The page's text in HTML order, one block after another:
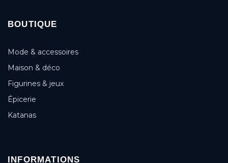
BOUTIQUE
Mode & accessoires
Maison & déco
Figurines & jeux
Épicerie
Katanas
INFORMATIONS